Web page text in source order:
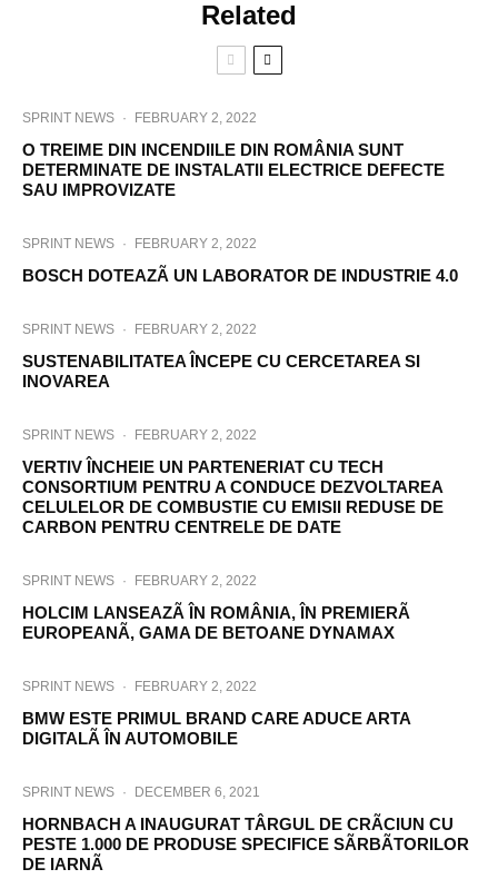
Related
SPRINT NEWS · FEBRUARY 2, 2022
O TREIME DIN INCENDIILE DIN ROMÂNIA SUNT
DETERMINATE DE INSTALATII ELECTRICE DEFECTE
SAU IMPROVIZATE
SPRINT NEWS · FEBRUARY 2, 2022
BOSCH DOTEAZÃ UN LABORATOR DE INDUSTRIE 4.0
SPRINT NEWS · FEBRUARY 2, 2022
SUSTENABILITATEA ÎNCEPE CU CERCETAREA SI
INOVAREA
SPRINT NEWS · FEBRUARY 2, 2022
VERTIV ÎNCHEIE UN PARTENERIAT CU TECH
CONSORTIUM PENTRU A CONDUCE DEZVOLTAREA
CELULELOR DE COMBUSTIE CU EMISII REDUSE DE
CARBON PENTRU CENTRELE DE DATE
SPRINT NEWS · FEBRUARY 2, 2022
HOLCIM LANSEAZÃ ÎN ROMÂNIA, ÎN PREMIERÃ
EUROPEANÃ, GAMA DE BETOANE DYNAMAX
SPRINT NEWS · FEBRUARY 2, 2022
BMW ESTE PRIMUL BRAND CARE ADUCE ARTA
DIGITALÃ ÎN AUTOMOBILE
SPRINT NEWS · DECEMBER 6, 2021
HORNBACH A INAUGURAT TÂRGUL DE CRÃCIUN CU
PESTE 1.000 DE PRODUSE SPECIFICE SÃRBÃTORILOR
DE IARNÃ